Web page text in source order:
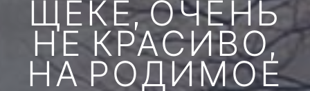
ЩЕКЕ, ОЧЕНЬ
НЕ КРАСИВО,
НА РОДИМОЕ